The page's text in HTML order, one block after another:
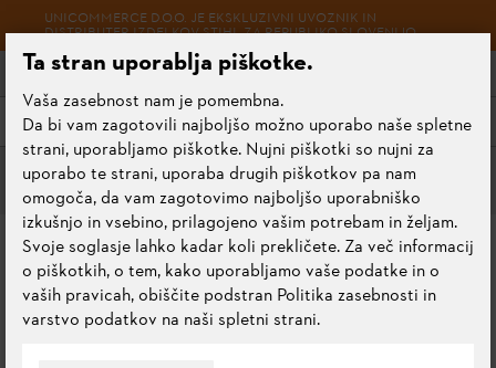
UNICOMMERCE D.O.O. JE EKSKLUZIVNI UVOZNIK IN
DISTRIBUTER IZDELKOV STIHL ZA REPUBLIKO SLOVENIJO.
Meni
Orodje za nego rezalnih garnitur
LESEN ROČAJ PILE
4.5 Oceni ta izdelek
Ta stran uporablja piškotke.
Vaša zasebnost nam je pomembna.
Da bi vam zagotovili najboljšo možno uporabo naše spletne
strani, uporabljamo piškotke. Nujni piškotki so nujni za
uporabo te strani, uporaba drugih piškotkov pa nam
omogoča, da vam zagotovimo najboljšo uporabniško
izkušnjo in vsebino, prilagojeno vašim potrebam in željam.
Svoje soglasje lahko kadar koli prekličete. Za več informacij
o piškotkih, o tem, kako uporabljamo vaše podatke in o
vaših pravicah, obiščite podstran Politika zasebnosti in
varstvo podatkov na naši spletni strani.